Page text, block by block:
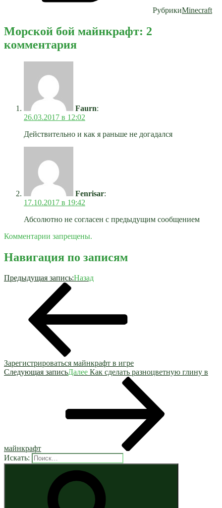
РубрикиMinecraft
Морской бой майнкрафт: 2
комментария
Faurn:
26.03.2017 в 12:02
Действительно и как я раньше не догадался
Fenrisar:
17.10.2017 в 19:42
Абсолютно не согласен с предыдущим сообщением
Комментарии запрещены.
Навигация по записям
Предыдущая запись:Назад
Зарегистрироваться майнкрафт в игре
Следующая записьДалее Как сделать разноцветную глину в
майнкрафт
Искать: